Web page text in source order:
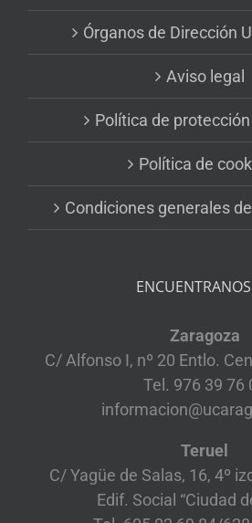
Órganos de Dirección
Aviso legal
Política de
Política de
Condiciones generales
Zaragoza
C/ Alfonso I, nº 20 Entlo.
Tel. 976 39 76
Teruel
C/ Yagüe de Salas, 16, 4º
Edif. Social “Ciudad